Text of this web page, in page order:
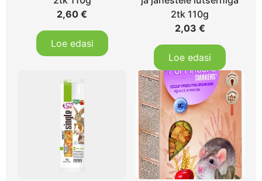
2,60€
Loe edasi
2tk 110g
2,03 €
Loe edasi